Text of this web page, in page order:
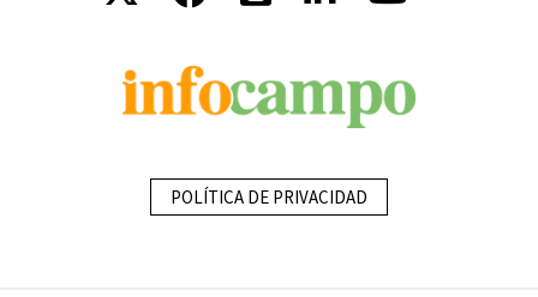
POLÍTICA DE PRIVACIDAD